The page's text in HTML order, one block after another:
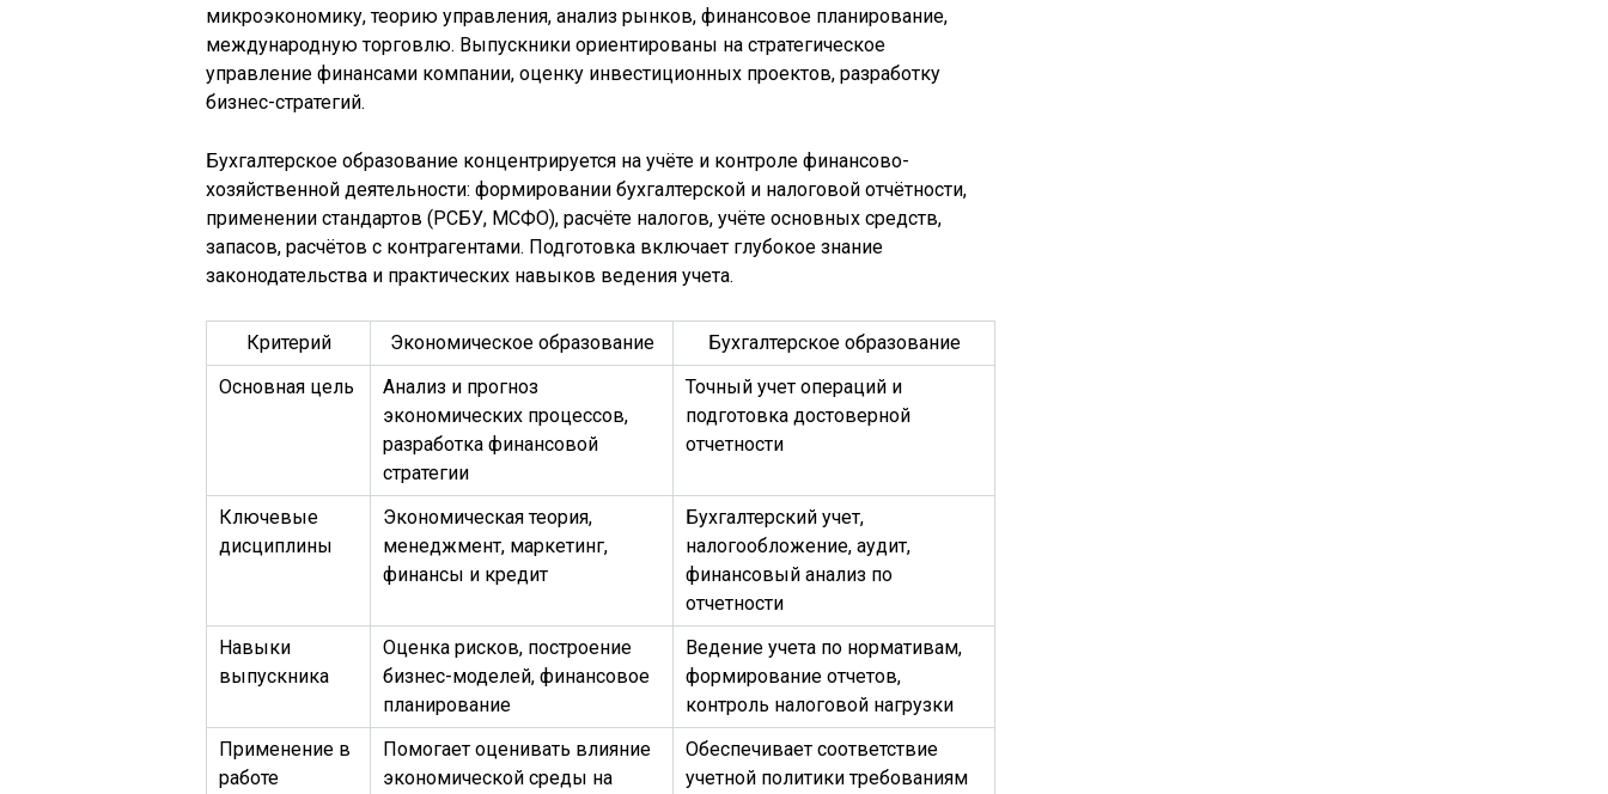
микроэкономику, теорию управления, анализ рынков, финансовое планирование,
международную торговлю. Выпускники ориентированы на стратегическое
управление финансами компании, оценку инвестиционных проектов, разработку
бизнес-стратегий.
Бухгалтерское образование концентрируется на учёте и контроле финансово-
хозяйственной деятельности: формировании бухгалтерской и налоговой отчётности,
применении стандартов (РСБУ, МСФО), расчёте налогов, учёте основных средств,
запасов, расчётов с контрагентами. Подготовка включает глубокое знание
законодательства и практических навыков ведения учета.
Критерий Экономическое образование
Бухгалтерское образование
Основная цель
Анализ и прогноз
экономических процессов,
разработка финансовой
стратегии
Точный учет операций и
подготовка достоверной
отчетности
Ключевые
дисциплины
Экономическая теория,
менеджмент, маркетинг,
финансы и кредит
Бухгалтерский учет,
налогообложение, аудит,
финансовый анализ по
отчетности
Навыки
выпускника
Оценка рисков, построение
бизнес-моделей, финансовое
планирование
Ведение учета по нормативам,
формирование отчетов,
контроль налоговой нагрузки
Применение в
работе
Помогает оценивать влияние
экономической среды на
Обеспечивает соответствие
учетной политики требованиям